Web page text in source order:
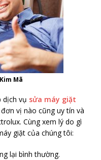
Mã
dịch vụ sửa máy giặt
vị nào cũng uy tín và
Cùng xem lý do gì
giặt của chúng tôi:
lại bình thường.